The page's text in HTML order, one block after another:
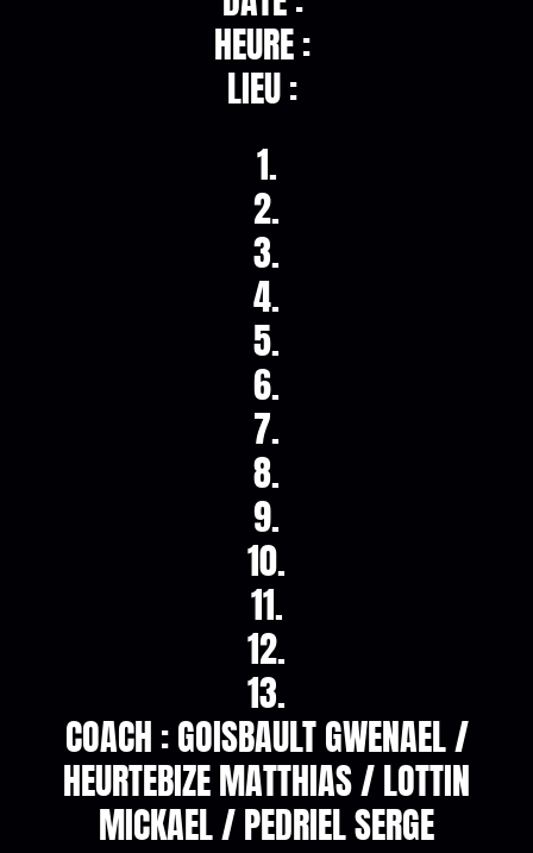
HEURE :
LIEU :
1.
2.
3.
4.
5.
6.
7.
8.
9.
10.
11.
12.
13.
COACH : GOISBAULT GWENAEL /
HEURTEBIZE MATTHIAS / LOTTIN
MICKAEL / PEDRIEL SERGE